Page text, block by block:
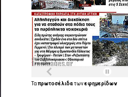
Ταπρωτοσέλιδατωνεφημερίδων